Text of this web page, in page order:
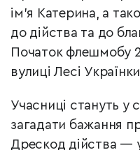
ім’я Катерина, а
до дійства та до
Початок флешмобу
вулиці Лесі
Учасниці стануть у
загадати бажання
Дрескод дійства —